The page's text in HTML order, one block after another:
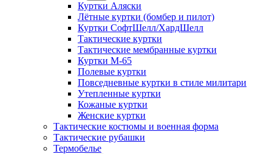
Куртки Аляски
Лётные куртки (бомбер и пилот)
Куртки СофтШелл/ХардШелл
Тактические куртки
Тактические мембранные куртки
Куртки М-65
Полевые куртки
Повседневные куртки в стиле милитари
Утепленные куртки
Кожаные куртки
Женские куртки
Тактические костюмы и военная форма
Тактические рубашки
Термобелье